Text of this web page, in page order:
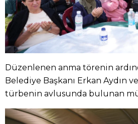
Düzenlenen anma törenin
Belediye Başkanı Erkan Aydın
türbenin avlusunda bulunan